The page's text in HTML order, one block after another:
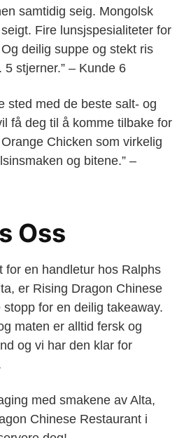
samtidig seig. Mongolsk
Fire lunsjspesialiteter for
deilig suppe og stekt ris
stjerner.” – Kunde 6
sted med de beste salt- og
få deg til å komme tilbake for
Chicken som virkelig
og bitene.” –
Oss
for en handletur hos Ralphs
er Rising Dragon Chinese
for en deilig takeaway.
maten er alltid fersk og
og vi har den klar for
med smakene av Alta,
Chinese Restaurant i